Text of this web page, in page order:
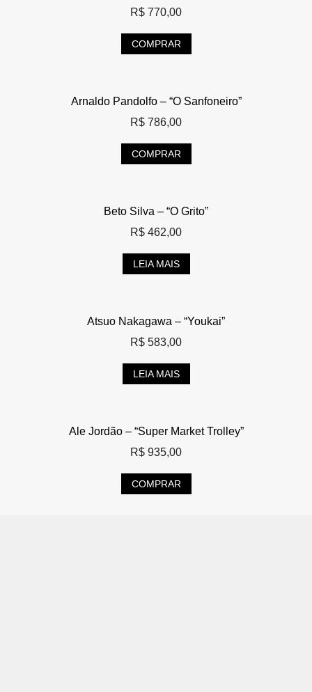
R$ 770,00
COMPRAR
Arnaldo Pandolfo – “O Sanfoneiro”
R$ 786,00
COMPRAR
Beto Silva – “O Grito”
R$ 462,00
LEIA MAIS
Atsuo Nakagawa – “Youkai”
R$ 583,00
LEIA MAIS
Ale Jordão – “Super Market Trolley”
R$ 935,00
COMPRAR